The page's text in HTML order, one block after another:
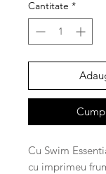
Cantitate *
Cu Swim
cu imprimeu